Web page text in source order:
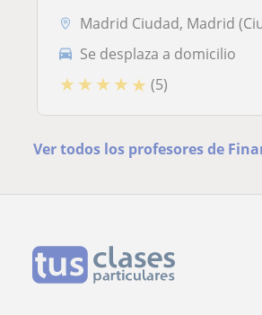
Madrid Ciudad, Madrid (Ciudad), Pozuelo de Alarcón,
Se desplaza a domicilio
★ ★ ★ ★ ★ (5)
Ver todos los profesores de